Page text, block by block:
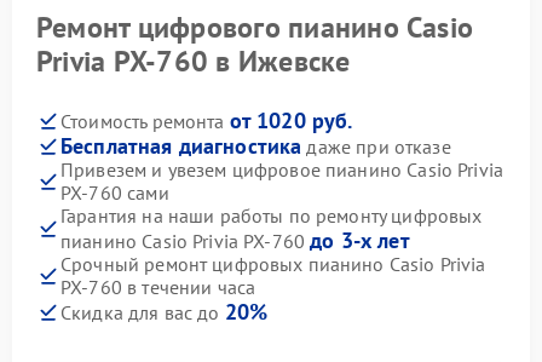
Ремонт цифрового пианино Casio
Privia PX-760 в Ижевске
Стоимость ремонта от 1020 руб.
Бесплатная диагностика даже при отказе
Привезем и увезем цифровое пианино Casio Privia
PX-760 сами
Гарантия на наши работы по ремонту цифровых
пианино Casio Privia PX-760до 3-х лет
Срочный ремонт цифровых пианино Casio Privia
PX-760 в течении часа
Скидка для вас до 20%